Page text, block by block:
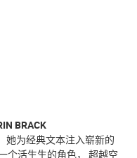
BRACK
她为经典文本注入崭新的
个活生生的角色， 超越空